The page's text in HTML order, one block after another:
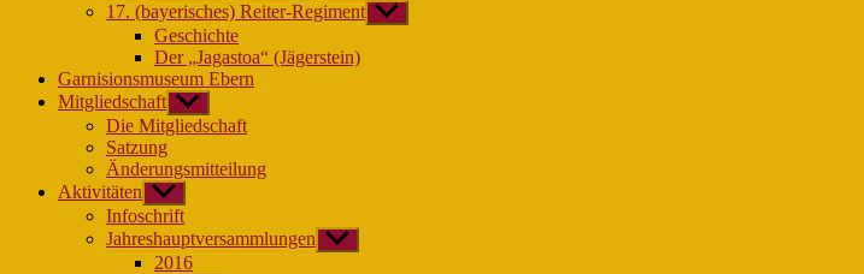
17. (bayerisches) Reiter-Regiment Untermenü
anzeigen
Geschichte
Der „Jagastoa“ (Jägerstein)
Garnisionsmuseum Ebern
Mitgliedschaft Untermenü
anzeigen
Die Mitgliedschaft
Satzung
Änderungsmitteilung
Aktivitäten Untermenü
anzeigen
Infoschrift
Jahreshauptversammlungen Untermenü
anzeigen
2016